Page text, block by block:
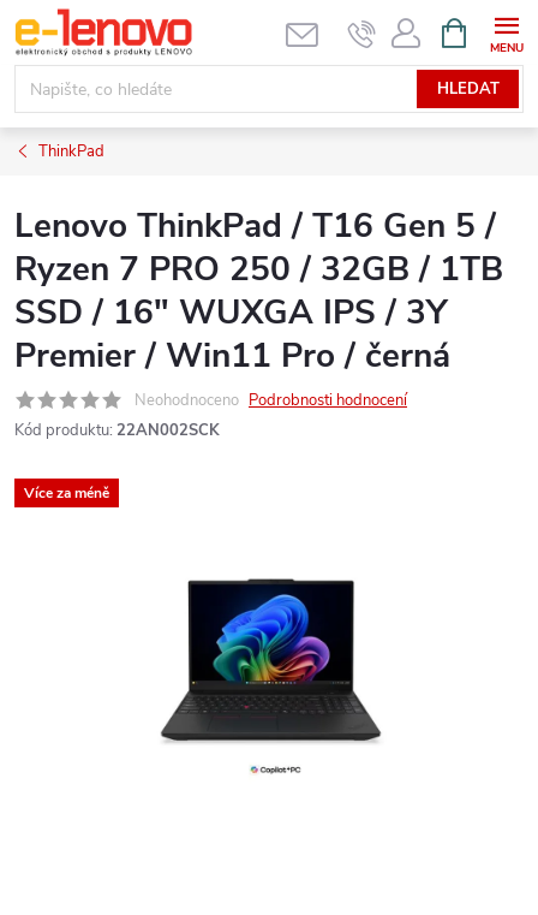
Přejít
na
obsah
HLEDAT
NÁKUPNÍ
KOŠÍK
ThinkPad
Lenovo ThinkPad / T16 Gen 5 /
Ryzen 7 PRO 250 / 32GB / 1TB
SSD / 16" WUXGA IPS / 3Y
Premier / Win11 Pro / černá
Neohodnoceno Podrobnosti hodnocení
Kód produktu: 22AN002SCK
Více za méně